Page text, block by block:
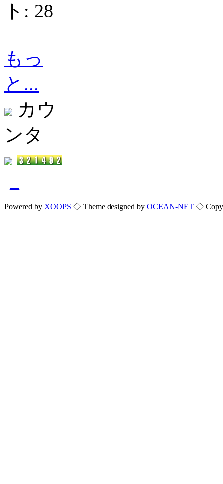
ト: 28
もっ
と...
カウ
ンタ
Powered by XOOPS ◇ Theme designed by OCEAN-NET ◇